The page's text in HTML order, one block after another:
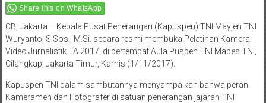
Share this on WhatsApp
CB, Jakarta – Kepala Pusat Penerangan (Kapuspen) TNI Mayjen TNI
Wuryanto, S.Sos., M.Si. secara resmi membuka Pelatihan Kamera
Video Jurnalistik TA 2017, di bertempat Aula Puspen TNI Mabes TNI,
Cilangkap, Jakarta Timur, Kamis (1/11/2017).
Kapuspen TNI dalam sambutannya menyampaikan bahwa peran
Kameramen dan Fotografer di satuan penerangan jajaran TNI